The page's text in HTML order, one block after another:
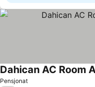
Pensjonat
Dahican AC Room